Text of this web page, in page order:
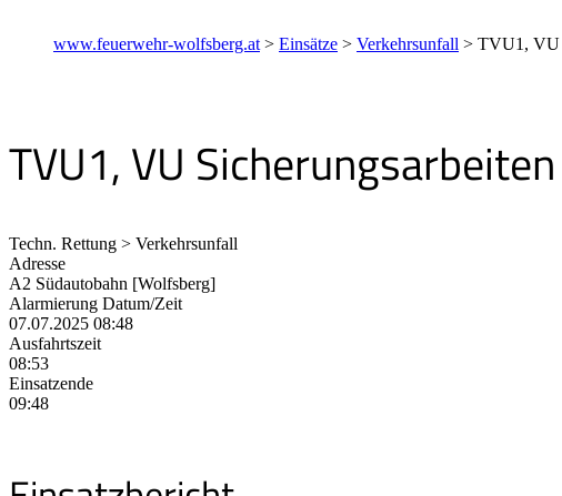
www.feuerwehr-wolfsberg.at > Einsätze > Verkehrsunfall > TVU1, VU
TVU1, VU Sicherungsarbeiten
Techn. Rettung > Verkehrsunfall
Adresse
A2 Südautobahn [Wolfsberg]
Alarmierung Datum/Zeit
07.07.2025 08:48
Ausfahrtszeit
08:53
Einsatzende
09:48